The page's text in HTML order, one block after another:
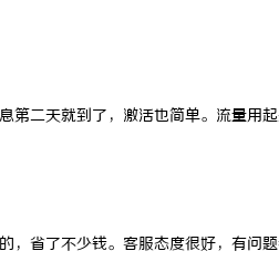
第二天就到了，激活也简单。流量用
，省了不少钱。客服态度很好，有问